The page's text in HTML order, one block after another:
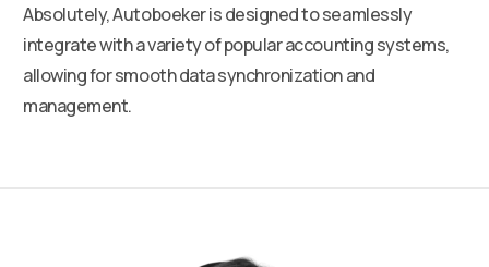
Absolutely, Autoboeker is designed to seamlessly
integrate with a variety of popular accounting systems,
allowing for smooth data synchronization and
management.